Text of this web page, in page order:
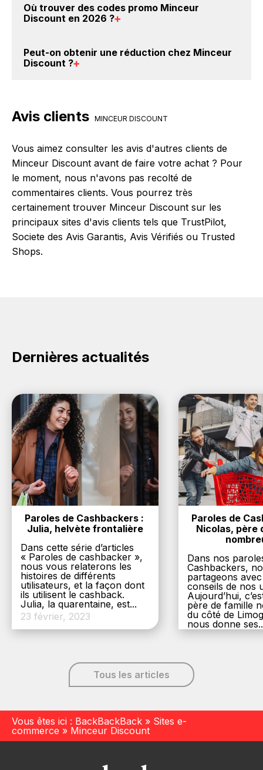
Minceur Discount.
Minceur Discount : Créez votre compte sur
apparaître le cashback dans votre cagnotte au plus
Où trouver des codes promo Minceur
Discount en 2026 ?
promo chez Minceur Discount. Si descodes promo
Peut-on obtenir une réduction chez Minceur
Discount ?
vous réalisez un achat sur le site web de Minceur
éventuels bonus.
Avis clients MINCEUR DISCOUNT
Vous aimez consulter les avis d'autres clients de
Minceur Discount avant de faire votre achat ? Pour
le moment, nous n'avons pas recolté de
commentaires clients. Vous pourrez très
certainement trouver Minceur Discount sur les
principaux sites d'avis clients tels que TrustPilot,
Societe des Avis Garantis, Avis Vérifiés ou Trusted
Shops.
Dernières actualités
Paroles de Cashbackers :
Julia, helvète frontalière
Dans cette série d’articles
« Paroles de cashbacker »,
nous vous relaterons les
histoires de différents
utilisateurs, et la façon dont
ils utilisent le cashback.
Julia, la quarentaine, est...
23 février, 2023
Paroles de
Nicolas, père
Dans nos
Cashbackers,
partageons
conseils de nos
Aujourd’hui,
père de famille
du côté de
nous donne
Tous les articles
Vous êtes ici : BackBackBack » Sites e-
commerce » Minceur Discount